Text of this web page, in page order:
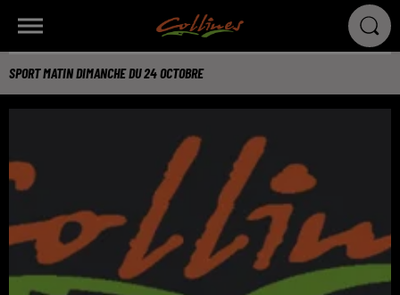
SPORT MATIN DIMANCHE DU 24 OCTOBRE